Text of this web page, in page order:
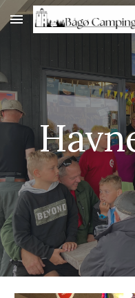
Skip to main content